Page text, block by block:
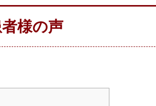
様の声